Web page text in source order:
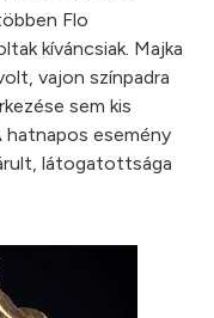
Flo
kíváncsiak. Majka
vajon színpadra
sem kis
esemény
látogatottsága